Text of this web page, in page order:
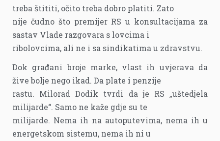
treba štititi, očito treba dobro platiti. Zato
nije čudno što premijer RS u konsultacijama za
sastav Vlade razgovara s lovcima i
ribolovcima, ali ne i sa sindikatima u zdravstvu.
Dok građani broje marke, vlast ih uvjerava da
žive bolje nego ikad. Da plate i penzije
rastu. Milorad Dodik tvrdi da je RS „uštedjela
milijarde“. Samo ne kaže gdje su te
milijarde. Nema ih na autoputevima, nema ih u
energetskom sistemu, nema ih ni u